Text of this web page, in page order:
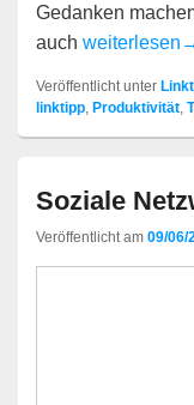
Gedanken
auch Kalender
weiterlesen
Veröffentlicht unter
linktipp Produktivität
Soziale
Veröffentlicht am 09/06/